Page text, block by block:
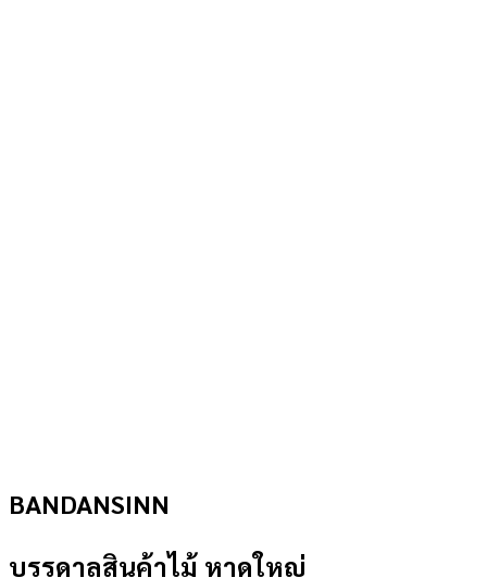
BANDANSINN
บรรดาลสินค้าไม้ หาดใหญ่